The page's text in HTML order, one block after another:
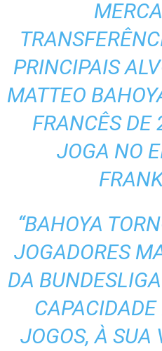
PRINCIPAIS
MATTEO
FRANCÊS DE
JOGA NO
“BAHOYA
JOGADORES
DA
JOGOS, À SUA